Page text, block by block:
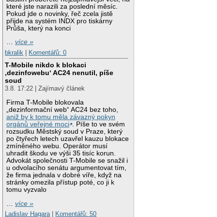
které jste narazili za poslední měsíc.
Pokud jde o novinky, řeč zcela jistě
přijde na systém INDX pro tiskárny
Průša, který na konci
…více »
bkralik | Komentářů: 0
T-Mobile nikdo k blokaci
‚dezinfowebu‘ AC24 nenutil, píše
soud
3.8. 17:22 | Zajímavý článek
Firma T-Mobile blokovala
„dezinformační web“ AC24 bez toho,
aniž by k tomu měla závazný pokyn
orgánů veřejné moci
. Píše to ve svém
rozsudku Městský soud v Praze, který
po čtyřech letech uzavřel kauzu blokace
zmíněného webu. Operátor musí
uhradit škodu ve výši 35 tisíc korun.
Advokát společnosti T-Mobile se snažil i
u odvolacího senátu argumentovat tím,
že firma jednala v dobré víře, když na
stránky omezila přístup poté, co ji k
tomu vyzvalo
…více »
Ladislav Hagara| Komentářů: 50